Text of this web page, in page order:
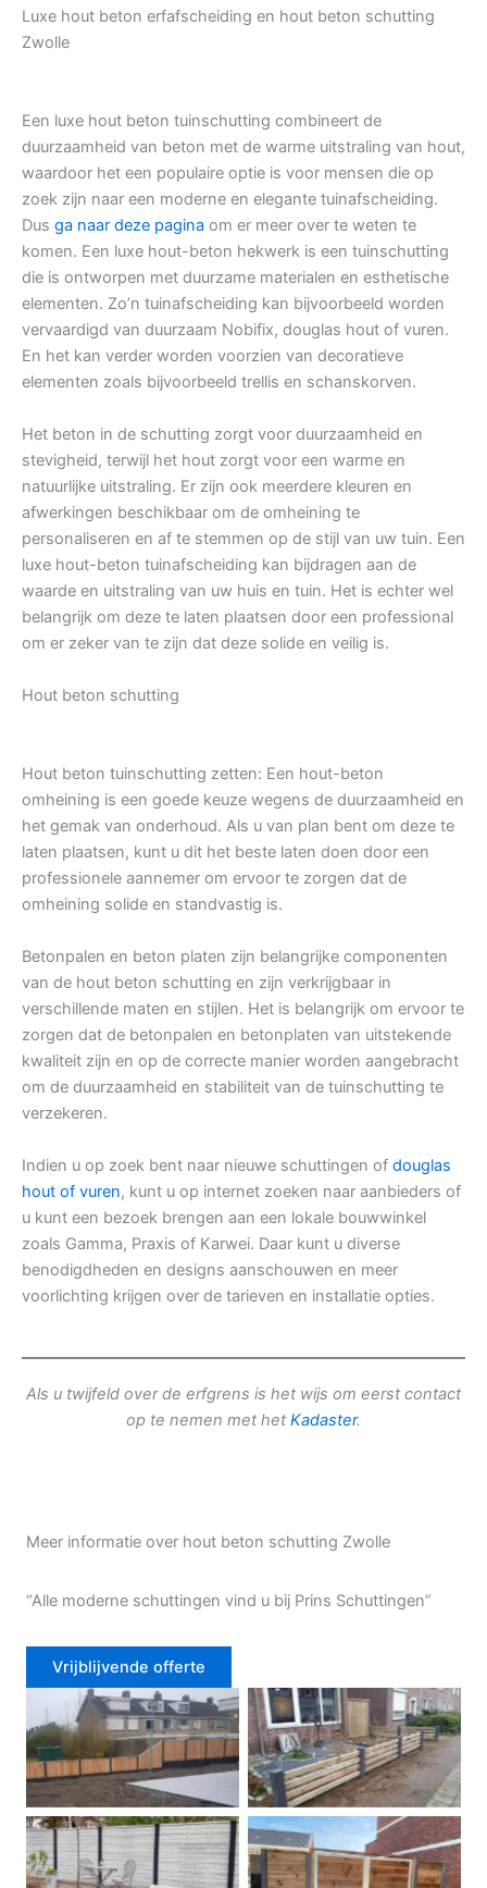
Luxe hout beton erfafscheiding en hout beton schutting
Zwolle
Een luxe hout beton tuinschutting combineert de
duurzaamheid van beton met de warme uitstraling van hout,
waardoor het een populaire optie is voor mensen die op
zoek zijn naar een moderne en elegante tuinafscheiding.
Dus ga naar deze pagina om er meer over te weten te
komen. Een luxe hout-beton hekwerk is een tuinschutting
die is ontworpen met duurzame materialen en esthetische
elementen. Zo’n tuinafscheiding kan bijvoorbeeld worden
vervaardigd van duurzaam Nobifix, douglas hout of vuren.
En het kan verder worden voorzien van decoratieve
elementen zoals bijvoorbeeld trellis en schanskorven.
Het beton in de schutting zorgt voor duurzaamheid en
stevigheid, terwijl het hout zorgt voor een warme en
natuurlijke uitstraling. Er zijn ook meerdere kleuren en
afwerkingen beschikbaar om de omheining te
personaliseren en af te stemmen op de stijl van uw tuin. Een
luxe hout-beton tuinafscheiding kan bijdragen aan de
waarde en uitstraling van uw huis en tuin. Het is echter wel
belangrijk om deze te laten plaatsen door een professional
om er zeker van te zijn dat deze solide en veilig is.
Hout beton schutting
Hout beton tuinschutting zetten: Een hout-beton
omheining is een goede keuze wegens de duurzaamheid en
het gemak van onderhoud. Als u van plan bent om deze te
laten plaatsen, kunt u dit het beste laten doen door een
professionele aannemer om ervoor te zorgen dat de
omheining solide en standvastig is.
Betonpalen en beton platen zijn belangrijke componenten
van de hout beton schutting en zijn verkrijgbaar in
verschillende maten en stijlen. Het is belangrijk om ervoor te
zorgen dat de betonpalen en betonplaten van uitstekende
kwaliteit zijn en op de correcte manier worden aangebracht
om de duurzaamheid en stabiliteit van de tuinschutting te
verzekeren.
Indien u op zoek bent naar nieuwe schuttingen of douglas
hout of vuren, kunt u op internet zoeken naar aanbieders of
u kunt een bezoek brengen aan een lokale bouwwinkel
zoals Gamma, Praxis of Karwei. Daar kunt u diverse
benodigdheden en designs aanschouwen en meer
voorlichting krijgen over de tarieven en installatie opties.
Als u twijfeld over de erfgrens is het wijs om eerst contact
op te nemen met het Kadaster.
Meer informatie over hout beton schutting Zwolle
“Alle moderne schuttingen vind u bij Prins Schuttingen”
Vrijblijvende offerte
Douglas schutting Tuinhek voortuin
Betonschutting